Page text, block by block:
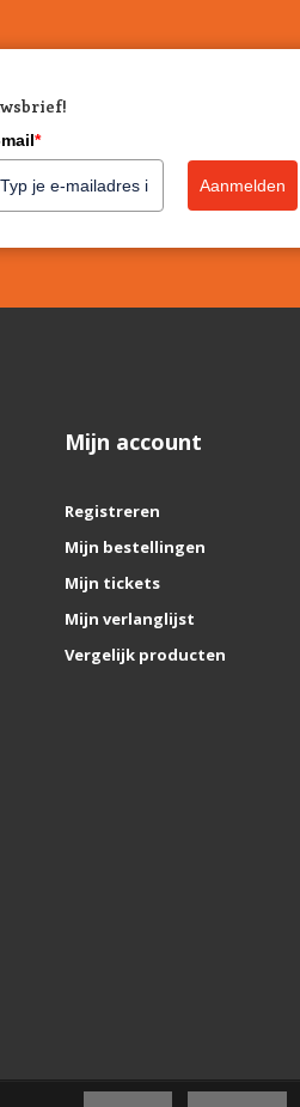
*
Aanmelden
Mijn account
Registreren
Mijn bestellingen
Mijn tickets
Mijn verlanglijst
Vergelijk producten